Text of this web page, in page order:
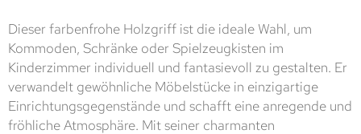
Dieser farbenfrohe Holzgriff ist die ideale Wahl, um
Kommoden, Schränke oder Spielzeugkisten im
Kinderzimmer individuell und fantasievoll zu gestalten. Er
verwandelt gewöhnliche Möbelstücke in einzigartige
Einrichtungsgegenstände und schafft eine anregende und
fröhliche Atmosphäre. Mit seiner charmanten